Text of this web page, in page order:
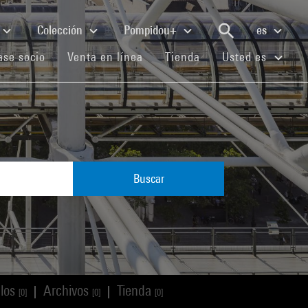
Colección Pompidou+
es
socio(current)Venta en línea(current)
Tienda(current)Usted es
Buscar
[0] Archivos [0] Tienda [0]